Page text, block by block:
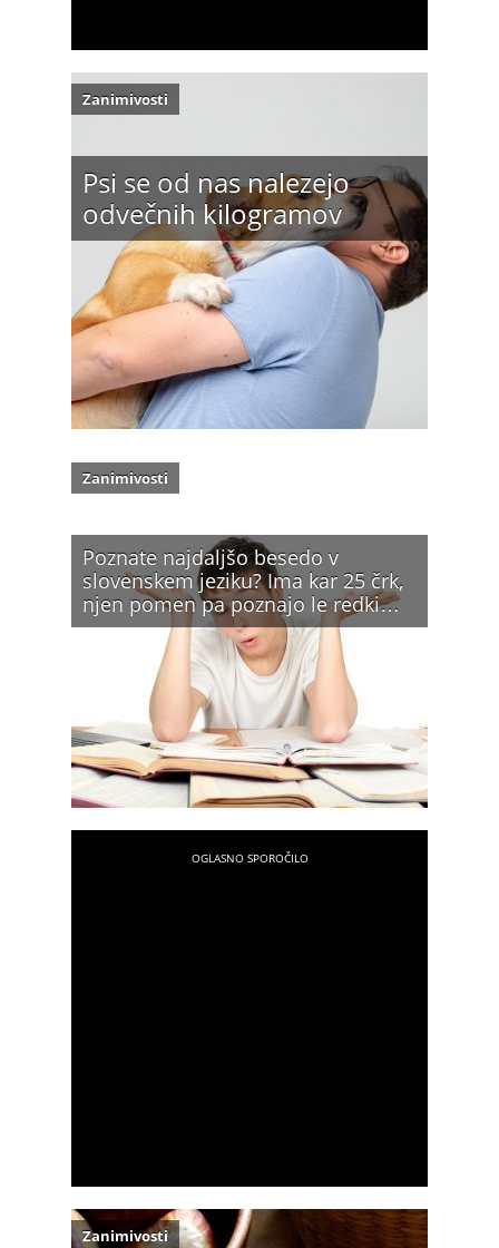
Psi se od nas nalezejo
odvečnih kilogramov
Zanimivosti
Poznate najdaljšo besedo v
slovenskem jeziku? Ima kar 25 črk,
njen pomen pa poznajo le redki…
Zanimivosti
Zanimivosti